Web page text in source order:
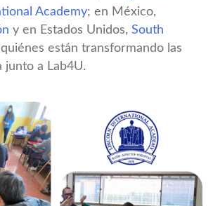
Academy; en México,
y en Estados Unidos, South
quiénes están transformando las
junto a Lab4U.